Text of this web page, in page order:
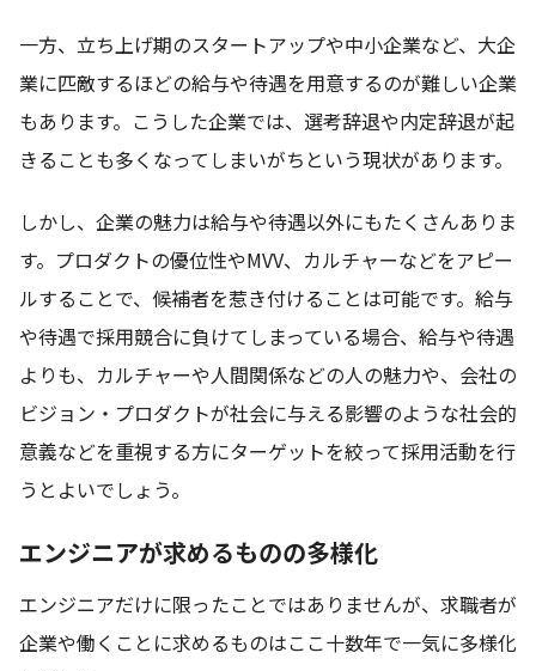
一方、立ち上げ期のスタートアップや中小企業など、大企
業に匹敵するほどの給与や待遇を用意するのが難しい企業
もあります。こうした企業では、選考辞退や内定辞退が起
きることも多くなってしまいがちという現状があります。
しかし、企業の魅力は給与や待遇以外にもたくさんありま
す。プロダクトの優位性やMVV、カルチャーなどをアピー
ルすることで、候補者を惹き付けることは可能です。給与
や待遇で採用競合に負けてしまっている場合、給与や待遇
よりも、カルチャーや人間関係などの人の魅力や、会社の
ビジョン・プロダクトが社会に与える影響のような社会的
意義などを重視する方にターゲットを絞って採用活動を行
うとよいでしょう。
エンジニアが求めるものの多様化
エンジニアだけに限ったことではありませんが、求職者が
企業や働くことに求めるものはここ十数年で一気に多様化